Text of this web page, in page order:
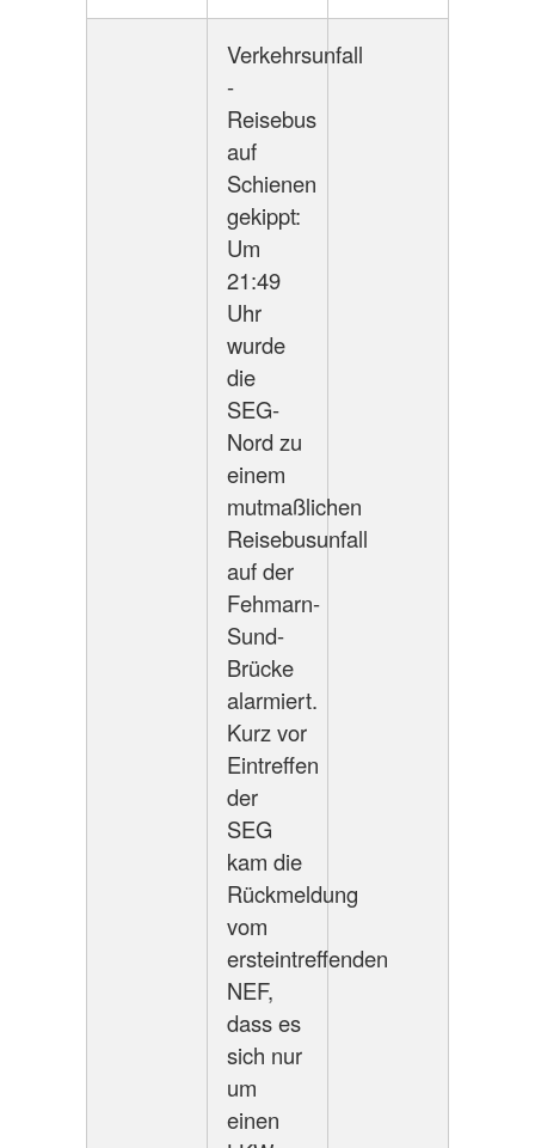
Verkehrsunfall
-
Reisebus
auf
Schienen
gekippt:
Um
21:49
Uhr
wurde
die
SEG-
Nord zu
einem
mutmaßlichen
Reisebusunfall
auf der
Fehmarn-
Sund-
Brücke
alarmiert.
Kurz vor
Eintreffen
der
SEG
kam die
Rückmeldung
vom
ersteintreffenden
NEF,
dass es
sich nur
um
einen